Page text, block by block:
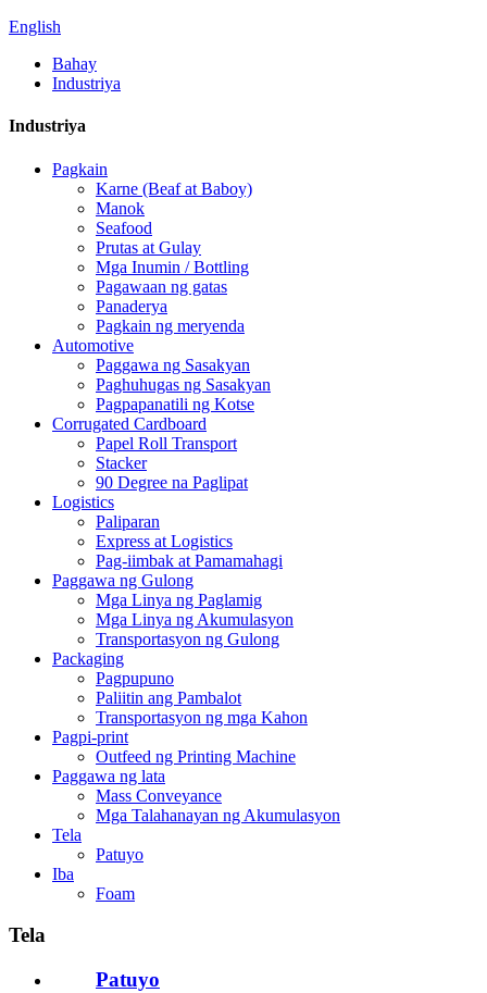
English
Bahay
Industriya
Industriya
Pagkain
Karne (Beaf at Baboy)
Manok
Seafood
Prutas at Gulay
Mga Inumin / Bottling
Pagawaan ng gatas
Panaderya
Pagkain ng meryenda
Automotive
Paggawa ng Sasakyan
Paghuhugas ng Sasakyan
Pagpapanatili ng Kotse
Corrugated Cardboard
Papel Roll Transport
Stacker
90 Degree na Paglipat
Logistics
Paliparan
Express at Logistics
Pag-iimbak at Pamamahagi
Paggawa ng Gulong
Mga Linya ng Paglamig
Mga Linya ng Akumulasyon
Transportasyon ng Gulong
Packaging
Pagpupuno
Paliitin ang Pambalot
Transportasyon ng mga Kahon
Pagpi-print
Outfeed ng Printing Machine
Paggawa ng lata
Mass Conveyance
Mga Talahanayan ng Akumulasyon
Tela
Patuyo
Iba
Foam
Tela
Patuyo